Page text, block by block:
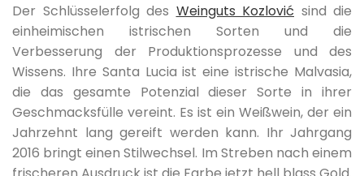
Der Schlüsselerfolg des Weinguts Kozlović sind die
einheimischen istrischen Sorten und die
Verbesserung der Produktionsprozesse und des
Wissens. Ihre Santa Lucia ist eine istrische Malvasia,
die das gesamte Potenzial dieser Sorte in ihrer
Geschmacksfülle vereint. Es ist ein Weißwein, der ein
Jahrzehnt lang gereift werden kann. Ihr Jahrgang
2016 bringt einen Stilwechsel. Im Streben nach einem